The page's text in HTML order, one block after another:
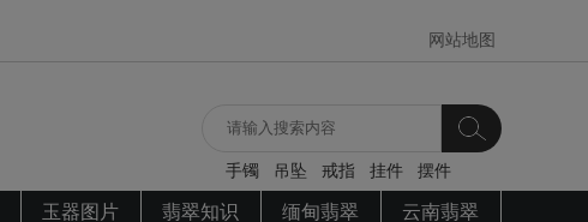
网站地图
手镯 吊坠 戒指 挂件 摆件
玉器图片 翡翠知识 缅甸翡翠 云南翡翠